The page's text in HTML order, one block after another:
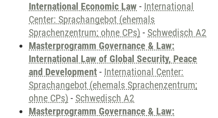
International Economic Law - International
Center: Sprachangebot (ehemals
Sprachenzentrum; ohne CPs) - Schwedisch A2
Masterprogramm Governance & Law:
International Law of Global Security, Peace
and Development - International Center:
Sprachangebot (ehemals Sprachenzentrum;
ohne CPs) - Schwedisch A2
Masterprogramm Governance & Law: